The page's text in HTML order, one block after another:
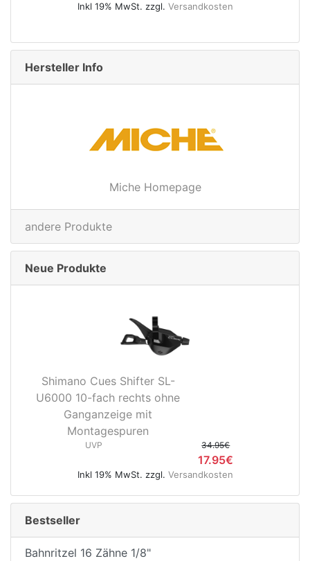
19% MwSt. zzgl.Versandkosten
Hersteller Info
Miche Homepage
andere Produkte
Neue Produkte
Shimano Cues Shifter SL-
U6000 10-fach rechts ohne
Ganganzeige mit
Montagespuren
UVP 34.95€
17.95€
Inkl 19% MwSt. zzgl. Versandkosten
Bestseller
Bahnritzel 16 Zähne 1/8"